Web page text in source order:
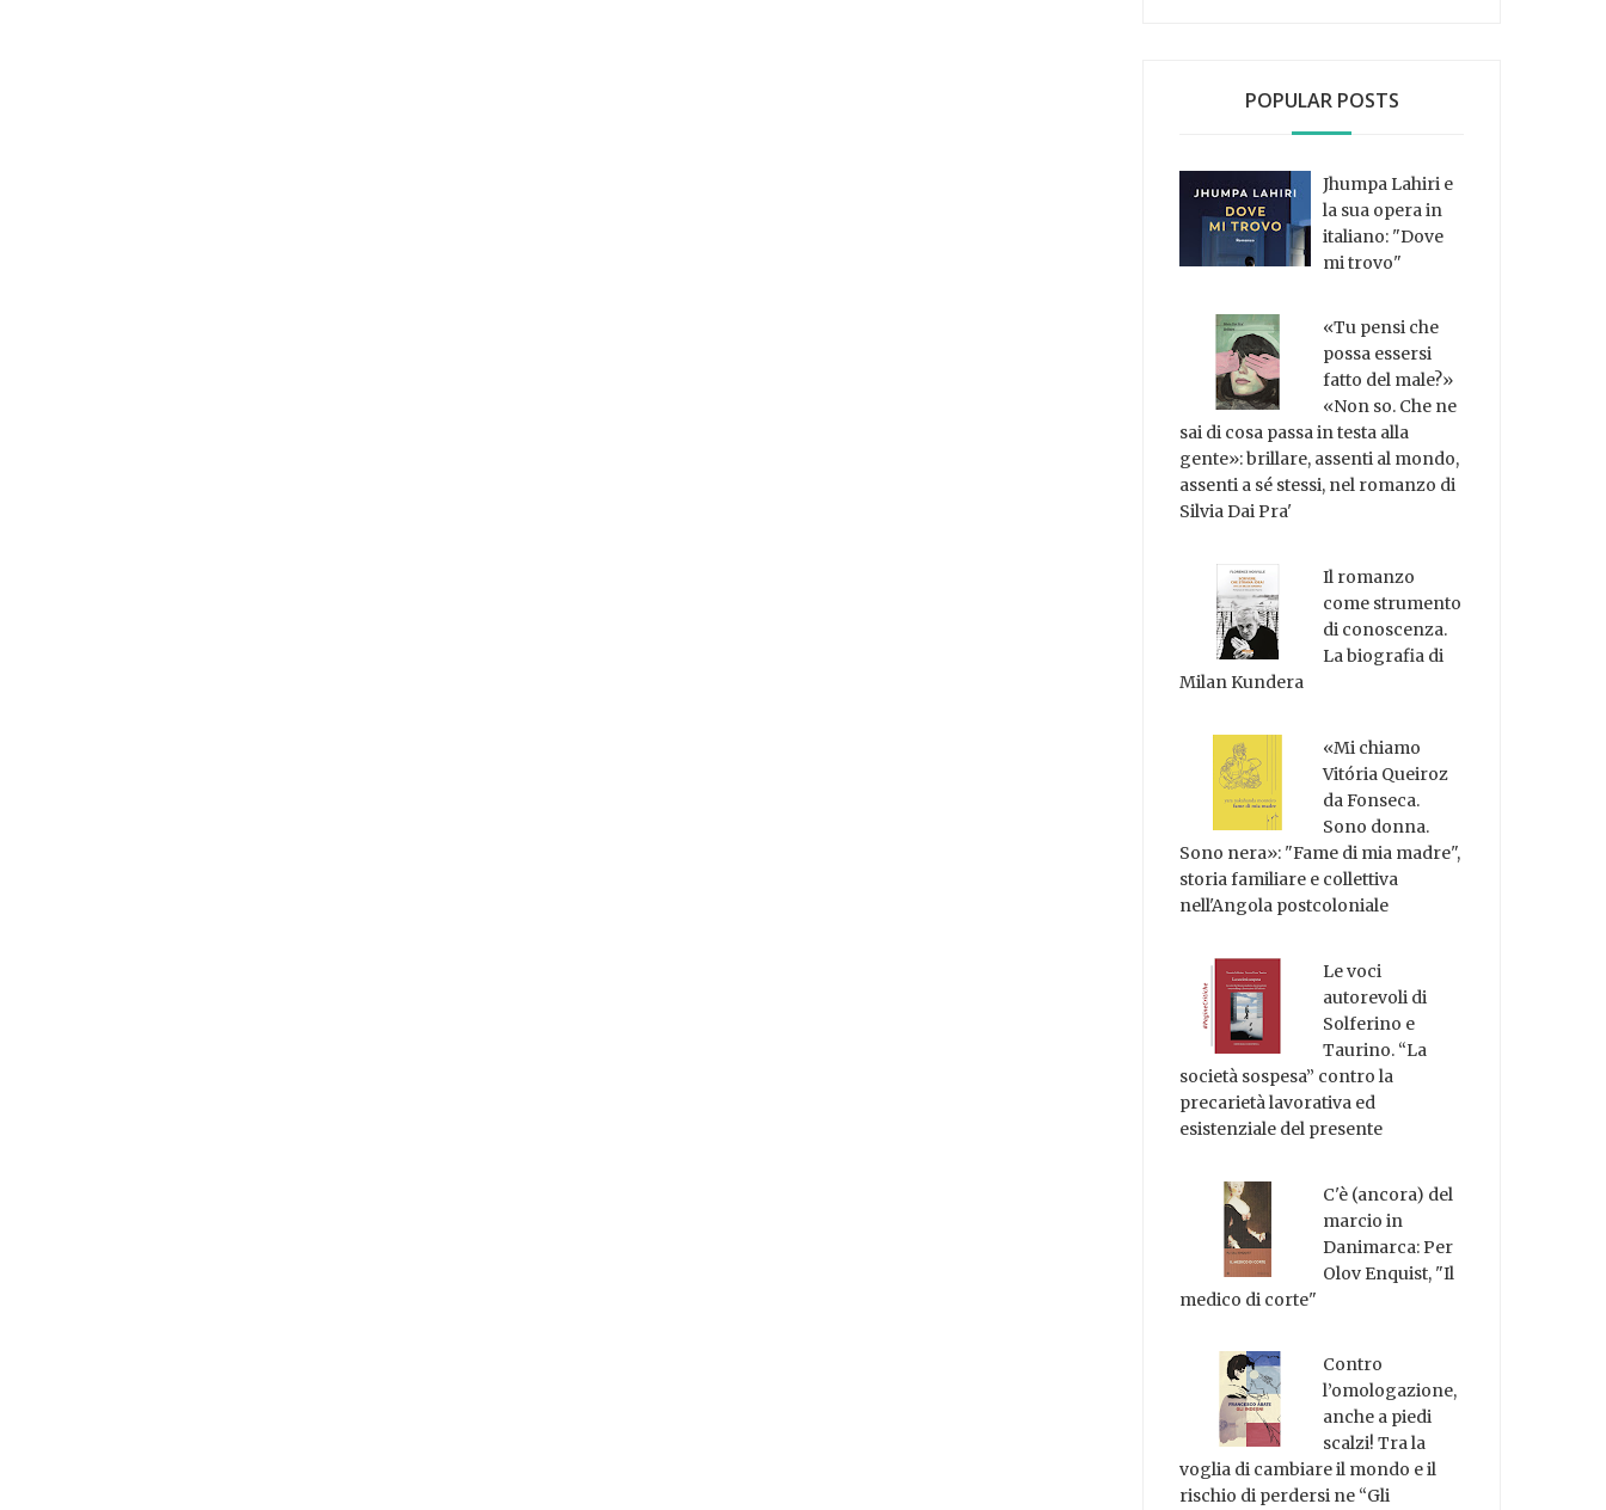
POPULAR POSTS
Jhumpa Lahiri e
la sua opera in
italiano: "Dove
mi trovo"
«Tu pensi che
possa essersi
fatto del male?»
«Non so. Che ne
sai di cosa passa in testa alla
gente»: brillare, assenti al mondo,
assenti a sé stessi, nel romanzo di
Silvia Dai Pra'
Il romanzo
come strumento
di conoscenza.
La biografia di
Milan Kundera
«Mi chiamo
Vitória Queiroz
da Fonseca.
Sono donna.
Sono nera»: "Fame di mia madre",
storia familiare e collettiva
nell'Angola postcoloniale
Le voci
autorevoli di
Solferino e
Taurino. “La
società sospesa” contro la
precarietà lavorativa ed
esistenziale del presente
C'è (ancora) del
marcio in
Danimarca: Per
Olov Enquist, "Il
medico di corte"
Contro
l’omologazione,
anche a piedi
scalzi! Tra la
voglia di cambiare il mondo e il
rischio di perdersi ne “Gli